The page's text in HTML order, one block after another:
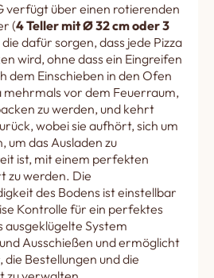
verfügt über einen rotierenden
(4 Teller mit Ø 32 cm oder 3
die dafür sorgen, dass jede Pizza
wird, ohne dass ein Eingreifen
dem Einschieben in den Ofen
mehrmals vor dem Feuerraum,
zu werden, und kehrt
wobei sie aufhört, sich um
um das Ausladen zu
ist, mit einem perfekten
zu werden. Die
des Bodens ist einstellbar
Kontrolle für ein perfektes
ausgeklügelte System
Ausschießen und ermöglicht
die Bestellungen und die